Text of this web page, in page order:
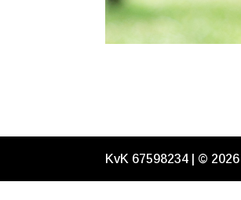
KvK 67598234 | © 2026